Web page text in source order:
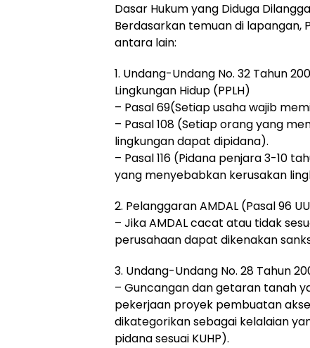
Dasar Hukum yang Diduga
Berdasarkan temuan di lapangan,
antara lain:
1. Undang-Undang No. 32 Tahun
Lingkungan Hidup (PPLH)
– Pasal 69(Setiap usaha wajib
– Pasal 108 (Setiap orang yang
lingkungan dapat dipidana).
– Pasal 116 (Pidana penjara 3-10
yang menyebabkan kerusakan
2. Pelanggaran AMDAL (Pasal 96
– Jika AMDAL cacat atau tidak
perusahaan dapat dikenakan
3. Undang-Undang No. 28 Tahun
– Guncangan dan getaran tanah
pekerjaan proyek pembuatan
dikategorikan sebagai kelalaian
pidana sesuai KUHP).